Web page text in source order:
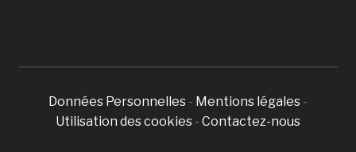
Données Personnelles - Mentions légales -
Utilisation des cookies - Contactez-nous